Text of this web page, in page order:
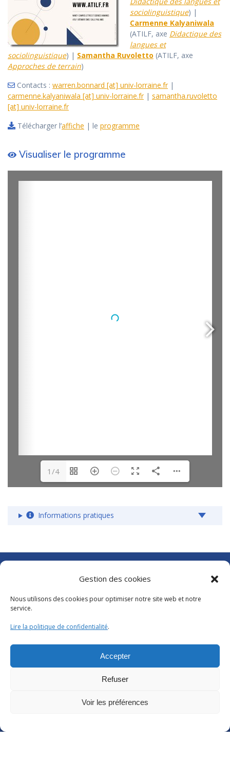
Gestion des cookies
Nous utilisons des cookies pour optimiser notre site web et notre
service.
Lire la politique de confidentialité.
Accepter
Refuser
Voir les préférences
sociolinguistique) |
Carmenne Kalyaniwala
(ATILF, axe Didactique des
langues et
sociolinguistique) | Samantha Ruvoletto (ATILF, axe
Approches de terrain)
Contacts : warren.bonnard [at] univ-lorraine.fr|
carmenne.kalyaniwala [at] univ-lorraine.fr| samantha.ruvoletto
[at] univ-lorraine.fr
Télécharger l’affiche | le programme
Visualiser le programme
1/4
Informations pratiques
Abonnements Frantext
Retour sur…
Grand public
Les 20 ans de l’ATILF
CNRS